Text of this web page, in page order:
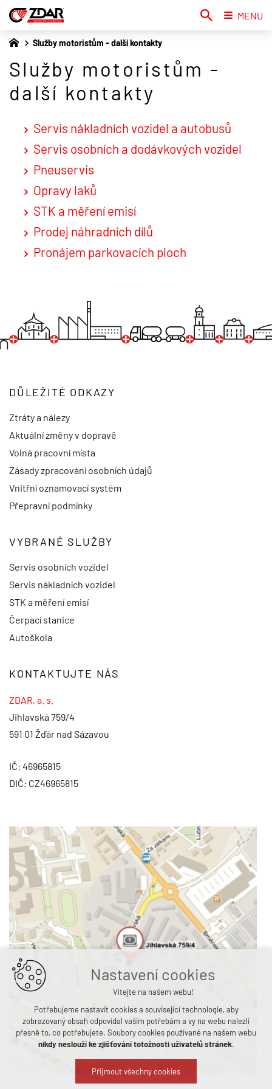
Služby motoristům - další kontakty
Služby motoristům -
další kontakty
Servis nákladních vozidel a autobusů
Servis osobních a dodávkových vozidel
Pneuservis
Opravy laků
STK a měření emisí
Prodej náhradních dílů
Pronájem parkovacích ploch
DŮLEŽITÉ ODKAZY
Ztráty a nálezy
Aktuální změny v dopravě
Volná pracovní místa
Zásady zpracování osobních údajů
Vnitřní oznamovací systém
Přepravní podmínky
VYBRANÉ SLUŽBY
Servis osobních vozidel
Servis nákladních vozidel
STK a měření emisí
Čerpací stanice
Autoškola
KONTAKTUJTE NÁS
ZDAR, a. s.
Jihlavská 759/4
591 01 Žďár nad Sázavou
IČ: 46965815
DIČ: CZ46965815
MENU
Nastavení cookies
Vítejte na našem webu!
Potřebujeme nastavit cookies a související technologie, aby
zobrazovaný obsah odpovídal vašim potřebám a vy na webu nalezli
přesně to, co potřebujete. Soubory cookies používané na našem webu
nikdy neslouží ke zjišťování totožnosti uživatelů stránek.
Přijmout všechny cookies